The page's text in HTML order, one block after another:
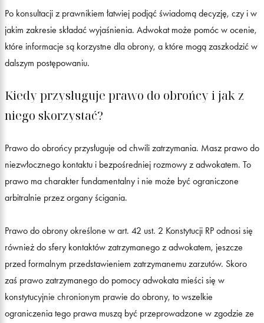
Po konsultacji z prawnikiem łatwiej podjąć świadomą decyzję, czy i w
jakim zakresie składać wyjaśnienia. Adwokat może pomóc w ocenie,
które informacje są korzystne dla obrony, a które mogą zaszkodzić w
dalszym postępowaniu.
Kiedy przysługuje prawo do obrońcy i jak z
niego skorzystać?
Prawo do obrońcy przysługuje od chwili zatrzymania. Masz prawo do
niezwłocznego kontaktu i bezpośredniej rozmowy z adwokatem. To
prawo ma charakter fundamentalny i nie może być ograniczone
arbitralnie przez organy ścigania.
Prawo do obrony określone w art. 42 ust. 2 Konstytucji RP odnosi się
również do sfery kontaktów zatrzymanego z adwokatem, jeszcze
przed formalnym przedstawieniem zatrzymanemu zarzutów. Skoro
zaś prawo zatrzymanego do pomocy adwokata mieści się w
konstytucyjnie chronionym prawie do obrony, to wszelkie
ograniczenia tego prawa muszą być przeprowadzone w zgodzie ze